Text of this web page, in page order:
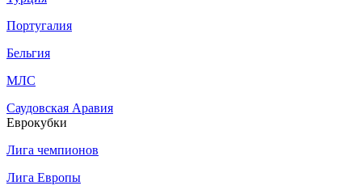
Португалия
Бельгия
МЛС
Саудовская Аравия
Еврокубки
Лига чемпионов
Лига Европы